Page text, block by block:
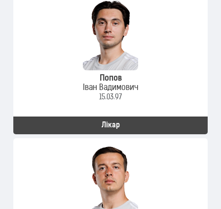
Попов
Іван Вадимович
15.03.97
Лікар